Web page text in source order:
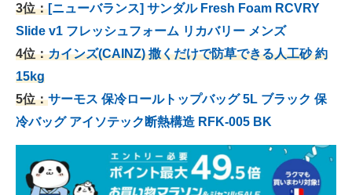
3位：[ニューバランス] サンダル Fresh Foam RCVRY
Slide v1 フレッシュフォーム リカバリー メンズ
4位：カインズ(CAINZ) 撒くだけで防草できる人工砂 約
15kg
5位：サーモス 保冷ロールトップバッグ 5L ブラック 保
冷バッグ アイソテック断熱構造 RFK-005 BK